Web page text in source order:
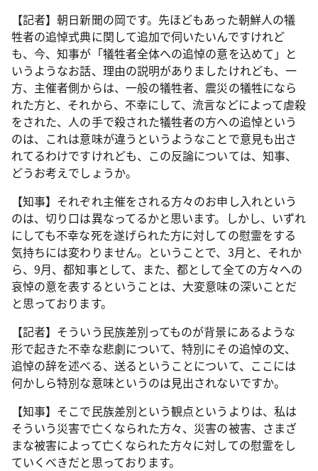
【記者】朝日新聞の岡です。先ほどもあった朝鮮人の犠
牲者の追悼式典に関して追加で伺いたいんですけれど
も、今、知事が「犠牲者全体への追悼の意を込めて」と
いうようなお話、理由の説明がありましたけれども、一
方、主催者側からは、一般の犠牲者、震災の犠牲になら
れた方と、それから、不幸にして、流言などによって虐殺
をされた、人の手で殺された犠牲者の方への追悼という
のは、これは意味が違うというようなことで意見も出さ
れてるわけですけれども、この反論については、知事、
どうお考えでしょうか。
【知事】それぞれ主催をされる方々のお申し入れという
のは、切り口は異なってるかと思います。しかし、いずれ
にしても不幸な死を遂げられた方に対しての慰霊をする
気持ちには変わりません。ということで、3月と、それか
ら、9月、都知事として、また、都として全ての方々への
哀悼の意を表するということは、大変意味の深いことだ
と思っております。
【記者】そういう民族差別ってものが背景にあるような
形で起きた不幸な悲劇について、特別にその追悼の文、
追悼の辞を述べる、送るということについて、ここには
何かしら特別な意味というのは見出されないですか。
【知事】そこで民族差別という観点というよりは、私は
そういう災害で亡くなられた方々、災害の被害、さまざ
まな被害によって亡くなられた方々に対しての慰霊をし
ていくべきだと思っております。